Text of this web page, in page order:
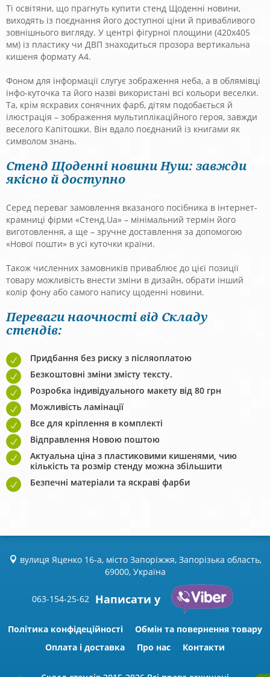
Ті освітяни, що прагнуть купити стенд Щоденні новини,
виходять із поєднання його доступної ціни й привабливого
зовнішнього вигляду. У центрі фігурної площини (420х405
мм) із пластику чи ДВП знаходиться прозора вертикальна
кишеня формату А4.
Фоном для інформації слугує зображення неба, а в облямівці
інфо-куточка та його назві використані всі кольори веселки.
Та, крім яскравих сонячних фарб, дітям подобається й
ілюстрація – зображення мультиплікаційного героя, завжди
веселого Капітошки. Він вдало поєднаний із книгами як
символом знань.
Стенд Щоденні новини Нуш: завжди
якісно й доступно
Серед переваг замовлення вказаного посібника в інтернет-
крамниці фірми «Стенд.Ua» – мінімальний термін його
виготовлення, а ще – зручне доставлення за допомогою
«Нової пошти» в усі куточки країни.
Також численних замовників приваблює до цієї позиції
товару можливість внести зміни в дизайн, обрати інший
колір фону або самого напису щоденні новини.
Переваги наочності від Складу
стендів:
Придбання без риску з післяоплатою
Безкоштовні зміни змісту тексту.
Розробка індивідуального макету від 80 грн
Можливість ламінації
Все для кріплення в комплекті
Відправлення Новою поштою
Актуальна ціна з пластиковими кишенями, чию
кількість та розмір стенду можна збільшити
Безпечні матеріали та яскраві фарби
вулиця Яценко 16-а, місто Запоріжжя, Запорізька область,
69000, Україна
063-154-25-62 Написати у
Політика конфідеційності
Обмін та повернення товару
Оплата і доставка
Про нас Контакти